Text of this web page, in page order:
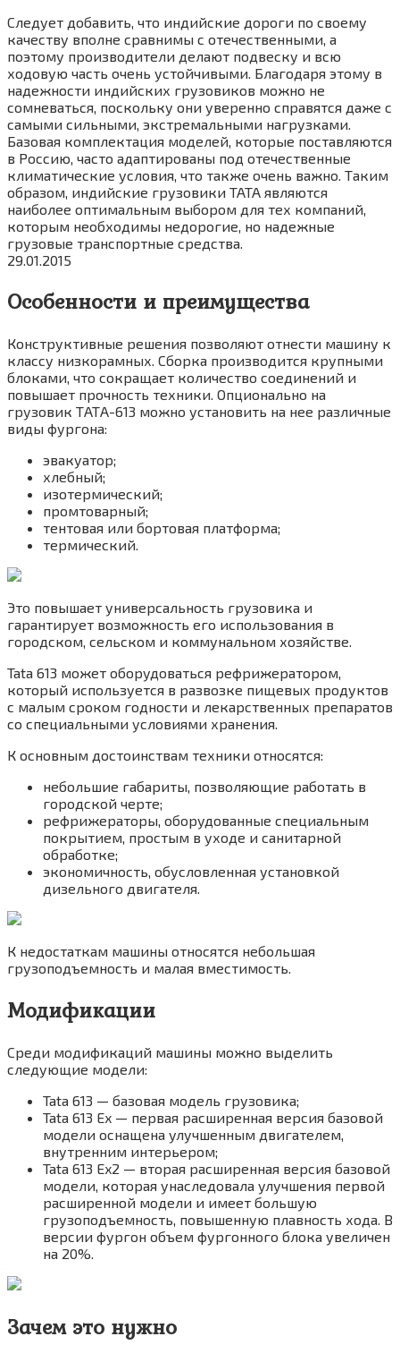
Следует добавить, что индийские дороги по своему
качеству вполне сравнимы с отечественными, а
поэтому производители делают подвеску и всю
ходовую часть очень устойчивыми. Благодаря этому в
надежности индийских грузовиков можно не
сомневаться, поскольку они уверенно справятся даже с
самыми сильными, экстремальными нагрузками.
Базовая комплектация моделей, которые поставляются
в Россию, часто адаптированы под отечественные
климатические условия, что также очень важно. Таким
образом, индийские грузовики TATA являются
наиболее оптимальным выбором для тех компаний,
которым необходимы недорогие, но надежные
грузовые транспортные средства.
29.01.2015
Особенности и преимущества
Конструктивные решения позволяют отнести машину к
классу низкорамных. Сборка производится крупными
блоками, что сокращает количество соединений и
повышает прочность техники. Опционально на
грузовик ТАТА-613 можно установить на нее различные
виды фургона:
эвакуатор;
хлебный;
изотермический;
промтоварный;
тентовая или бортовая платформа;
термический.
Это повышает универсальность грузовика и
гарантирует возможность его использования в
городском, сельском и коммунальном хозяйстве.
Tata 613 может оборудоваться рефрижератором,
который используется в развозке пищевых продуктов
с малым сроком годности и лекарственных препаратов
со специальными условиями хранения.
К основным достоинствам техники относятся:
небольшие габариты, позволяющие работать в
городской черте;
рефрижераторы, оборудованные специальным
покрытием, простым в уходе и санитарной
обработке;
экономичность, обусловленная установкой
дизельного двигателя.
К недостаткам машины относятся небольшая
грузоподъемность и малая вместимость.
Модификации
Среди модификаций машины можно выделить
следующие модели:
Tata 613 — базовая модель грузовика;
Tata 613 Ex — первая расширенная версия базовой
модели оснащена улучшенным двигателем,
внутренним интерьером;
Tata 613 Ex2 — вторая расширенная версия базовой
модели, которая унаследовала улучшения первой
расширенной модели и имеет большую
грузоподъемность, повышенную плавность хода. В
версии фургон объем фургонного блока увеличен
на 20%.
Зачем это нужно